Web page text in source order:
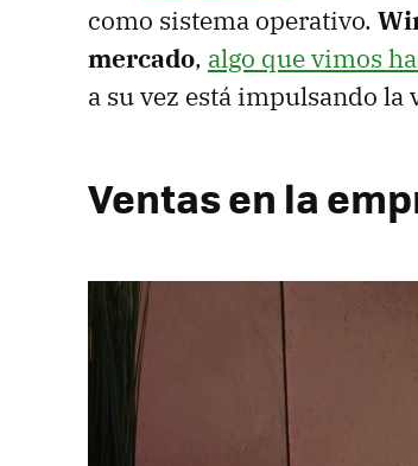
como sistema operativo.
mercado, algo que vimos
a su vez está impulsando la
Ventas en la